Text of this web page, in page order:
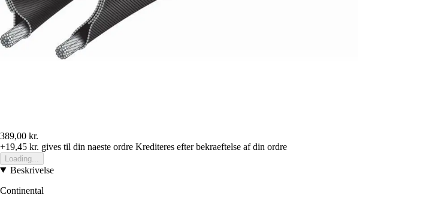
389,00 kr.
+19,45 kr. gives til din naeste ordre Krediteres efter bekraeftelse af din ordre
Loading...
Beskrivelse
Continental